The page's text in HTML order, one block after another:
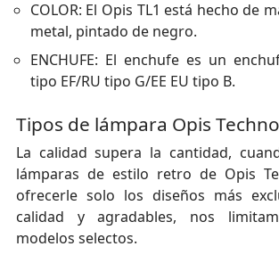
COLOR: El Opis TL1 está hecho de
metal, pintado de negro.
ENCHUFE: El enchufe es un
tipo EF/RU tipo G/EE EU tipo B.
Tipos de lámpara Opis
La calidad supera la cantidad,
lámparas de estilo retro de Opis
ofrecerle solo los diseños más
calidad y agradables, nos
modelos selectos.